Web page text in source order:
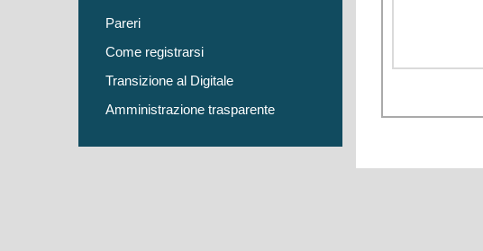
Pareri
Come registrarsi
Transizione al Digitale
Amministrazione trasparente